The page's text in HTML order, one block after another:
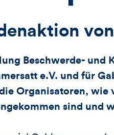
Beschwerde- und
e.V. und für
Organisatoren, wie
sind und